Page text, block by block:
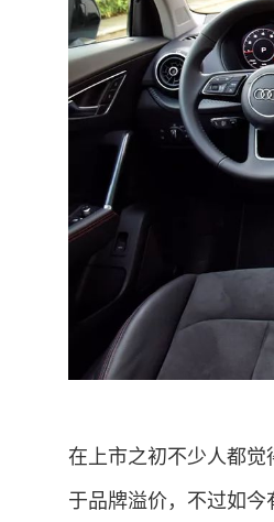
在上市之初不少人都觉
于品牌溢价，不过如今